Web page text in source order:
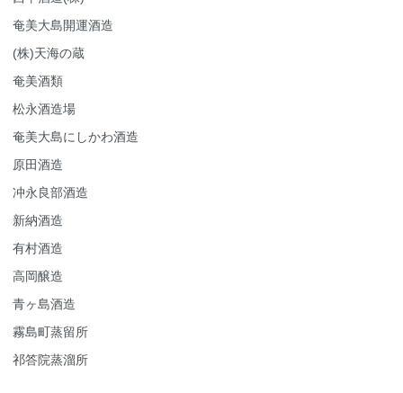
奄美大島開運酒造
(株)天海の蔵
奄美酒類
松永酒造場
奄美大島にしかわ酒造
原田酒造
冲永良部酒造
新納酒造
有村酒造
高岡醸造
青ヶ島酒造
霧島町蒸留所
祁答院蒸溜所